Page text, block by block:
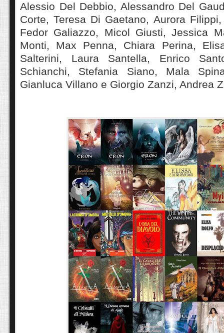
Alessio Del Debbio, Alessandro Del
Corte, Teresa Di Gaetano, Aurora
Fedor Galiazzo, Micol Giusti, Jessica
Monti, Max Penna, Chiara Perina,
Salterini, Laura Santella, Enrico
Schianchi, Stefania Siano, Mala
Gianluca Villano e Giorgio Zanzi, Andrea